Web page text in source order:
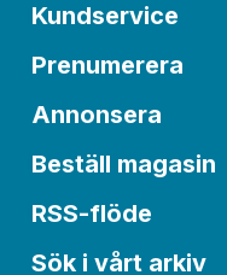
Kundservice
Prenumerera
Annonsera
Beställ magasin
RSS-flöde
Sök i vårt arkiv